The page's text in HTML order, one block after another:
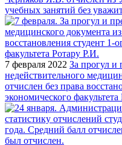
учебных занятий без
7 февраля 2022 За прогул и
недействительного
отчислен без права
экономического